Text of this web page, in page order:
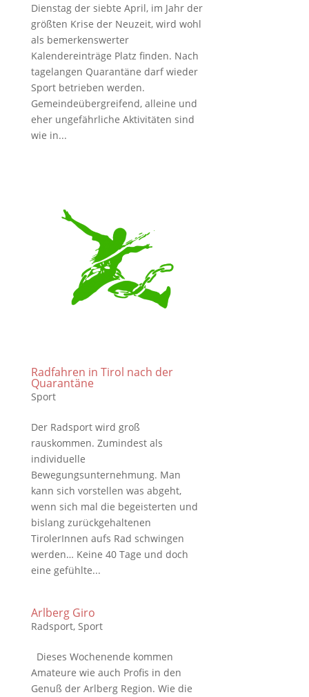
Dienstag der siebte April, im Jahr der
größten Krise der Neuzeit, wird wohl
als bemerkenswerter
Kalendereinträge Platz finden. Nach
tagelangen Quarantäne darf wieder
Sport betrieben werden.
Gemeindeübergreifend, alleine und
eher ungefährliche Aktivitäten sind
wie in...
Radfahren in Tirol nach der
Quarantäne
Sport
Der Radsport wird groß
rauskommen. Zumindest als
individuelle
Bewegungsunternehmung. Man
kann sich vorstellen was abgeht,
wenn sich mal die begeisterten und
bislang zurückgehaltenen
TirolerInnen aufs Rad schwingen
werden… Keine 40 Tage und doch
eine gefühlte...
Arlberg Giro
Radsport, Sport
Dieses Wochenende kommen
Amateure wie auch Profis in den
Genuß der Arlberg Region. Wie die